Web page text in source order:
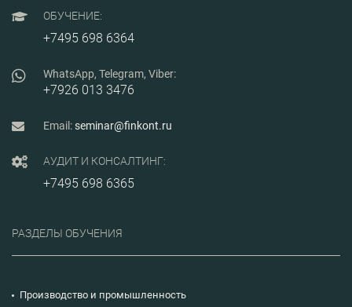
ОБУЧЕНИЕ:
+7495 698 6364
WhatsApp, Telegram, Viber:
+7926 013 3476
Email:seminar@finkont.ru
АУДИТ И КОНСАЛТИНГ:
+7495 698 6365
РАЗДЕЛЫ ОБУЧЕНИЯ
Производство и промышленность